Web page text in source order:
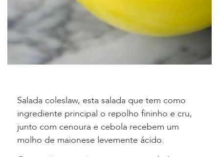
Salada coleslaw, esta salada que tem como
ingrediente principal o repolho fininho e cru,
junto com cenoura e cebola recebem um
molho de maionese levemente ácido.